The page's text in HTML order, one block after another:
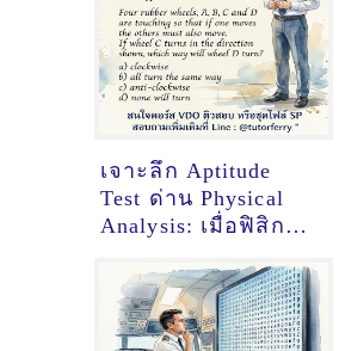
เจาะลึก Aptitude
Test ด่าน Physical
Analysis: เมื่อฟิสิกส์
สัญชาตญาณนักบิน